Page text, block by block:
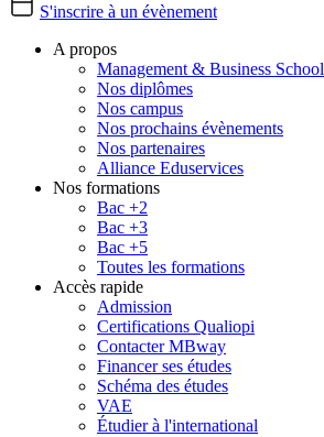
S'inscrire à un évènement
A propos
Management & Business School
Nos diplômes
Nos campus
Nos prochains évènements
Nos partenaires
Alliance Eduservices
Nos formations
Bac +2
Bac +3
Bac +5
Toutes les formations
Accès rapide
Admission
Certifications Qualiopi
Contacter MBway
Financer ses études
Schéma des études
VAE
Étudier à l'international